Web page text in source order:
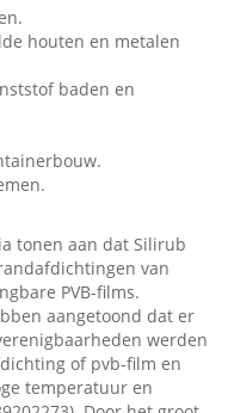
houten en metalen
baden en
tonen aan dat Silirub
van
PVB-films.
aangetoond dat er
werden
of pvb-film en
temperatuur en